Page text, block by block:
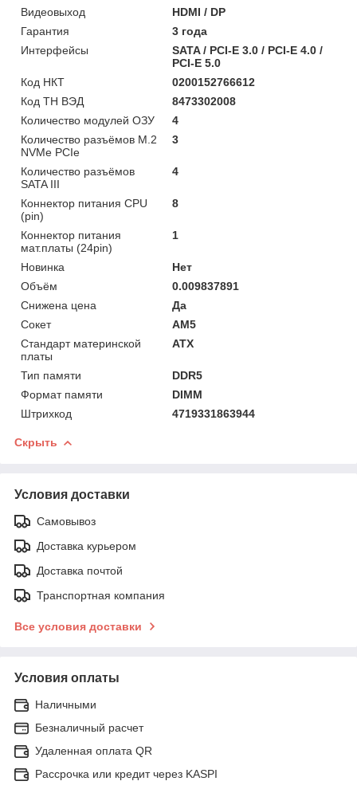
Видеовыход
HDMI / DP
Гарантия
3 года
Интерфейсы
SATA / PCI-E 3.0 / PCI-E 4.0 /
PCI-E 5.0
Код НКТ
0200152766612
Код ТН ВЭД
8473302008
Количество модулей ОЗУ
4
Количество разъёмов M.2
NVMe PCIe
3
Количество разъёмов
SATA III
4
Коннектор питания CPU
(pin)
8
Коннектор питания
мат.платы (24pin)
1
Новинка
Нет
Объём
0.009837891
Снижена цена
Да
Сокет
AM5
Стандарт материнской
платы
ATX
Тип памяти
DDR5
Формат памяти
DIMM
Штрихкод
4719331863944
Скрыть
Условия доставки
Самовывоз
Доставка курьером
Доставка почтой
Транспортная компания
Все условия доставки
Условия оплаты
Наличными
Безналичный расчет
Удаленная оплата QR
Рассрочка или кредит через KASPI